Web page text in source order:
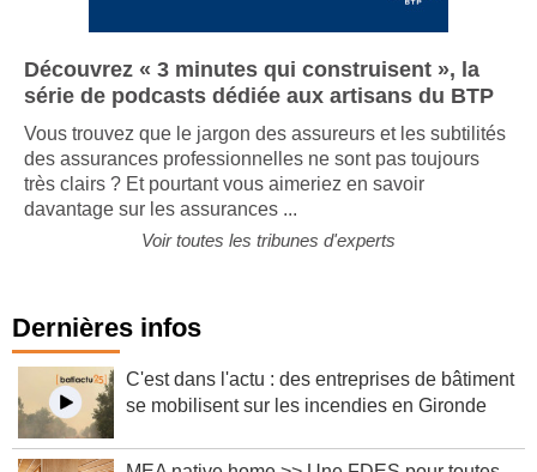
Découvrez « 3 minutes qui construisent », la
série de podcasts dédiée aux artisans du BTP
Vous trouvez que le jargon des assureurs et les subtilités
des assurances professionnelles ne sont pas toujours
très clairs ? Et pourtant vous aimeriez en savoir
Dernières infos
C'est dans l'actu : des entreprises de bâtiment